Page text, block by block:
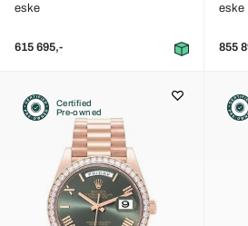
eske
615 695,-
eske
855
Certified
Pre-owned